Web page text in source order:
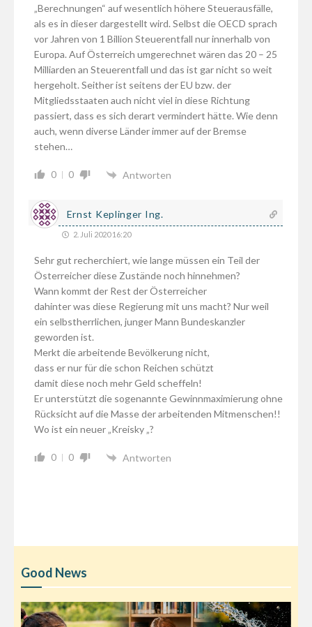
„Berechnungen“ auf wesentlich höhere Steuerausfälle,
als es in dieser dargestellt wird. Selbst die OECD sprach
vor Jahren von 1 Billion Steuerentfall nur innerhalb von
Europa. Auf Österreich umgerechnet wären das 20 – 25
Milliarden an Steuerentfall und das ist gar nicht so weit
hergeholt. Seither ist seitens der EU bzw. der
Mitgliedsstaaten auch nicht viel in diese Richtung
passiert, dass es sich derart vermindert hätte. Wie denn
auch, wenn diverse Länder immer auf der Bremse
stehen…
0 0 Antworten
Ernst Keplinger Ing.
2. Juli 2020 16:20
Sehr gut recherchiert, wie lange müssen ein Teil der
Österreicher diese Zustände noch hinnehmen?
Wann kommt der Rest der Österreicher
dahinter was diese Regierung mit uns macht? Nur weil
ein selbstherrlichen, junger Mann Bundeskanzler
geworden ist.
Merkt die arbeitende Bevölkerung nicht,
dass er nur für die schon Reichen schützt
damit diese noch mehr Geld scheffeln!
Er unterstützt die sogenannte Gewinnmaximierung ohne
Rücksicht auf die Masse der arbeitenden Mitmenschen!!
Wo ist ein neuer „Kreisky „?
0 0 Antworten
Good News